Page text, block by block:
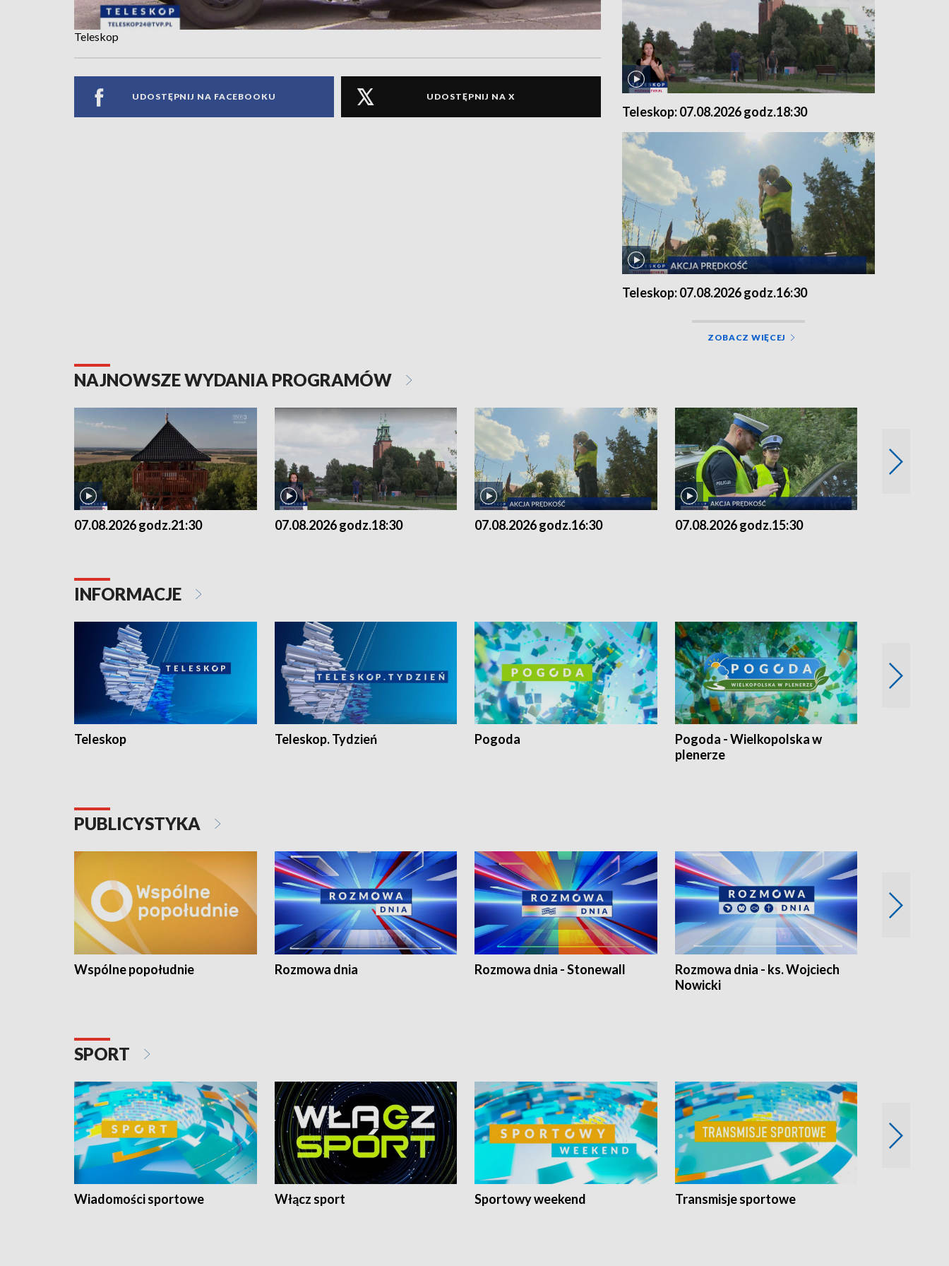
Teleskop
UDOSTĘPNIJ NA FACEBOOKU UDOSTĘPNIJ NA X
Teleskop: 07.08.2026 godz.18:30
Teleskop: 07.08.2026 godz.16:30
ZOBACZ WIĘCEJ
NAJNOWSZE WYDANIA PROGRAMÓW
07.08.2026 godz.21:30 07.08.2026 godz.18:30 07.08.2026 godz.16:30 07.08.2026 godz.15:30
INFORMACJE
Teleskop Teleskop. Tydzień Pogoda
Pogoda - Wielkopolska w
plenerze
PUBLICYSTYKA
Wspólne popołudnie Rozmowa dnia Rozmowa dnia - Stonewall
Rozmowa dnia - ks. Wojciech
Nowicki
SPORT
Wiadomości sportowe Włącz sport Sportowy weekend Transmisje sportowe